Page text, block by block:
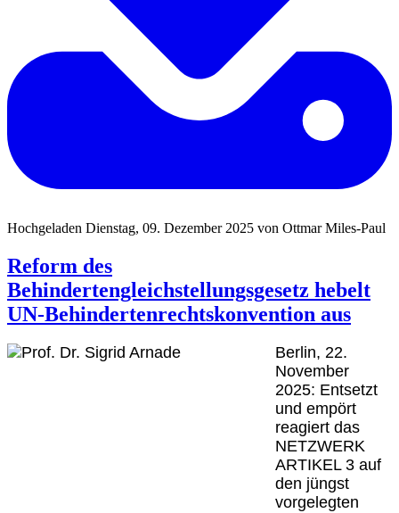
Hochgeladen Dienstag, 09. Dezember 2025 von Ottmar Miles-Paul
Reform des
Behindertengleichstellungsgesetz hebelt
UN-Behindertenrechtskonvention aus
Berlin, 22.
November
2025: Entsetzt
und empört
reagiert das
NETZWERK
ARTIKEL 3 auf
den jüngst
vorgelegten